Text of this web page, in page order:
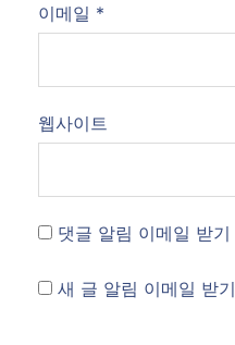
이메일 *
웹사이트
댓글 알림 이메일 받기
새 글 알림 이메일 받기